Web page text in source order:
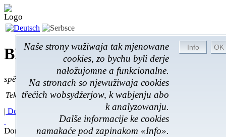
BROM-Service *Online
spěšnje * spušćomnje * małonałožnje
Naše strony wužiwaja tak mjenowane
cookies, zo bychu byli derje
nałožujomne a funkcionalne.
Na stronach so njewužiwaja cookies
třećich wobsydźerjow, k wabjenju abo
k analyzowanju.
Dalše informacije ke cookies
namakaće pod zapinakom «Info».
Tekst pytać:
Tekst pytać
| Domoj Z wokoliny|Feedback|
Domoj